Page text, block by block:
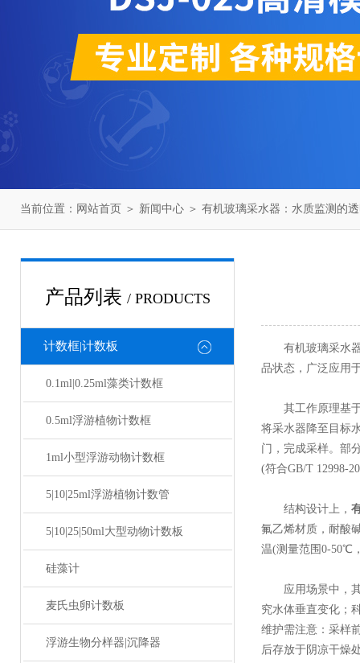
当前位置： 网站首页 ＞ 新闻中心 ＞ 有机玻璃采水器：水质监测的
产品列表 / PRODUCTS
计数框|计数板
0.1ml|0.25ml藻类计数框
0.5ml浮游植物计数框
1ml小型浮游动物计数框
5|10|25ml浮游植物计数管
5|10|25|50ml大型动物计数板
硅藻计
麦氏虫卵计数板
浮游生物分样器|沉降器
有机玻璃采水器
品状态，广泛应用
其工作原理基于“
将采水器降至目标
门，完成采样。部
(符合GB/T 12998-
结构设计上，
氟乙烯材质，耐酸
温(测量范围0-50℃
应用场景中，其
究水体垂直变化；
维护需注意：采样
后存放于阴凉干燥